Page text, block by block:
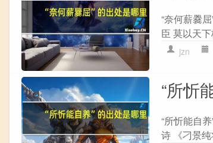
“奈何薪爨
臣 莫以天
jzn
“所忻
“所忻能自
诗 《刁景